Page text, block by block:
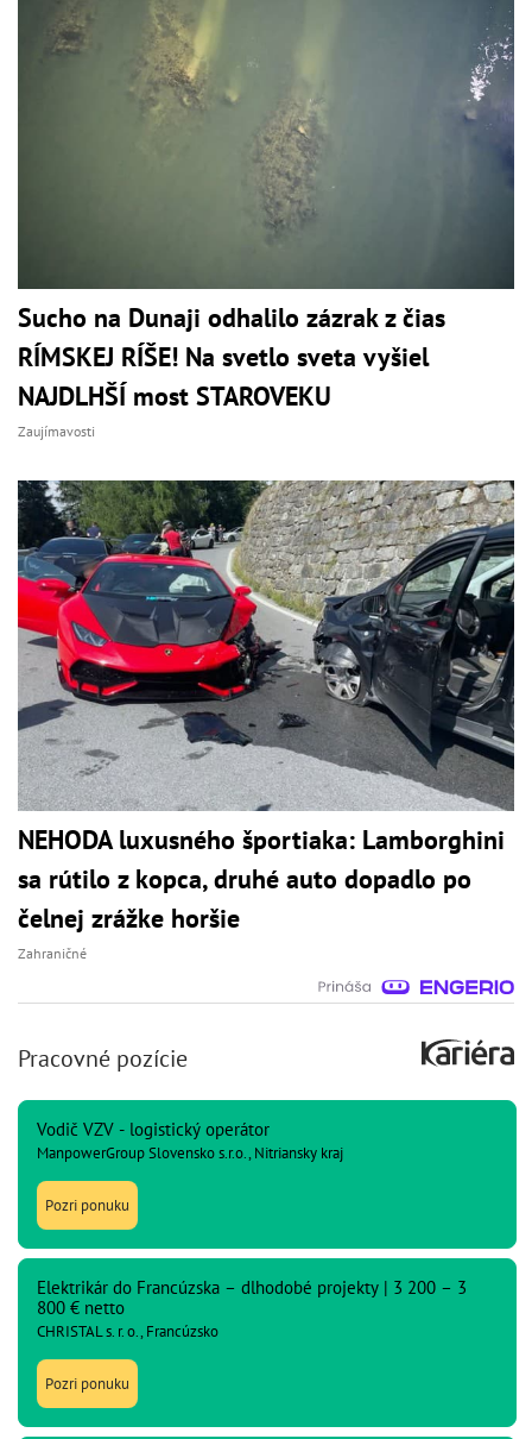
Sucho na Dunaji odhalilo zázrak z čias
RÍMSKEJ RÍŠE! Na svetlo sveta vyšiel
NAJDLHŠÍ most STAROVEKU
Zaujímavosti
NEHODA luxusného športiaka: Lamborghini
sa rútilo z kopca, druhé auto dopadlo po
čelnej zrážke horšie
Zahraničné
Pracovné pozície
Vodič VZV - logistický operátor
ManpowerGroup Slovensko s.r.o., Nitriansky kraj
Pozri ponuku
Elektrikár do Francúzska – dlhodobé projekty | 3 200 – 3
800 € netto
CHRISTAL s. r. o., Francúzsko
Pozri ponuku